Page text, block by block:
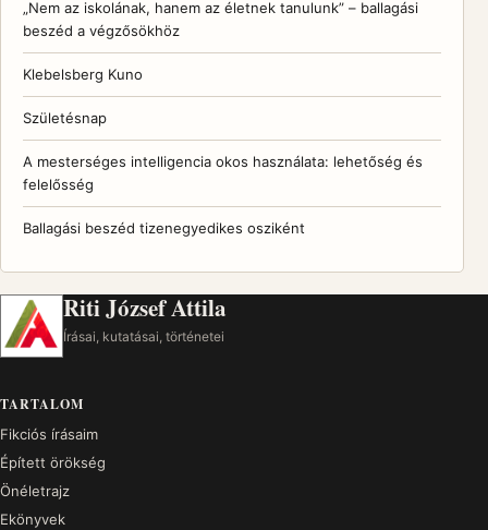
„Nem az iskolának, hanem az életnek tanulunk” – ballagási
beszéd a végzősökhöz
Klebelsberg Kuno
Születésnap
A mesterséges intelligencia okos használata: lehetőség és
felelősség
Ballagási beszéd tizenegyedikes osziként
Riti József Attila
Írásai, kutatásai, történetei
TARTALOM
Fikciós írásaim
Épített örökség
Önéletrajz
Ekönyvek